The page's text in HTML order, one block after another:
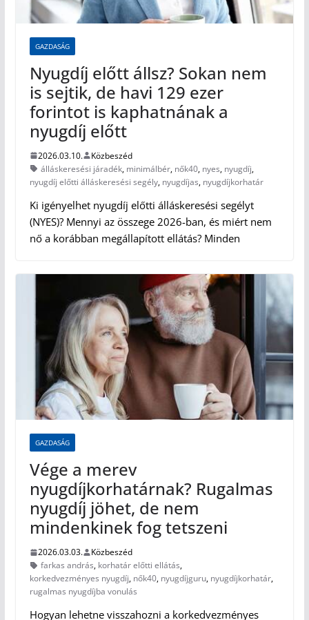
GAZDASÁG
Nyugdíj előtt állsz? Sokan nem
is sejtik, de havi 129 ezer
forintot is kaphatnának a
nyugdíj előtt
2026.03.10.
Közbeszéd
álláskeresési járadék, minimálbér, nők40, nyes, nyugdíj,
nyugdíj előtti álláskeresési segély, nyugdíjas, nyugdíjkorhatár
Ki igényelhet nyugdíj előtti álláskeresési segélyt
(NYES)? Mennyi az összege 2026-ban, és miért nem
nő a korábban megállapított ellátás? Minden
GAZDASÁG
Vége a merev
nyugdíjkorhatárnak? Rugalmas
nyugdíj jöhet, de nem
mindenkinek fog tetszeni
2026.03.03.
Közbeszéd
farkas andrás, korhatár előtti ellátás,
korkedvezményes nyugdíj, nők40, nyugdíjguru, nyugdíjkorhatár,
rugalmas nyugdíjba vonulás
Hogyan lehetne visszahozni a korkedvezményes